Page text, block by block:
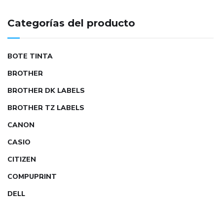
Categorías del producto
BOTE TINTA
BROTHER
BROTHER DK LABELS
BROTHER TZ LABELS
CANON
CASIO
CITIZEN
COMPUPRINT
DELL